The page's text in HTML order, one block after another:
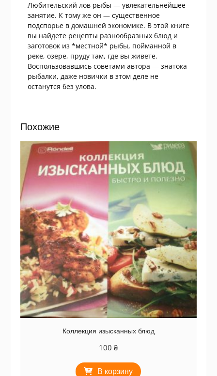
Любительский лов рыбы — увлекательнейшее
занятие. К тому же он — существенное
подспорье в домашней экономике. В этой книге
вы найдете рецепты разнообразных блюд и
заготовок из *местной* рыбы, пойманной в
реке, озере, пруду там, где вы живете.
Воспользовавшись советами автора — знатока
рыбалки, даже новички в этом деле не
останутся без улова.
Похожие
Коллекция изысканных блюд
100₴
В корзину